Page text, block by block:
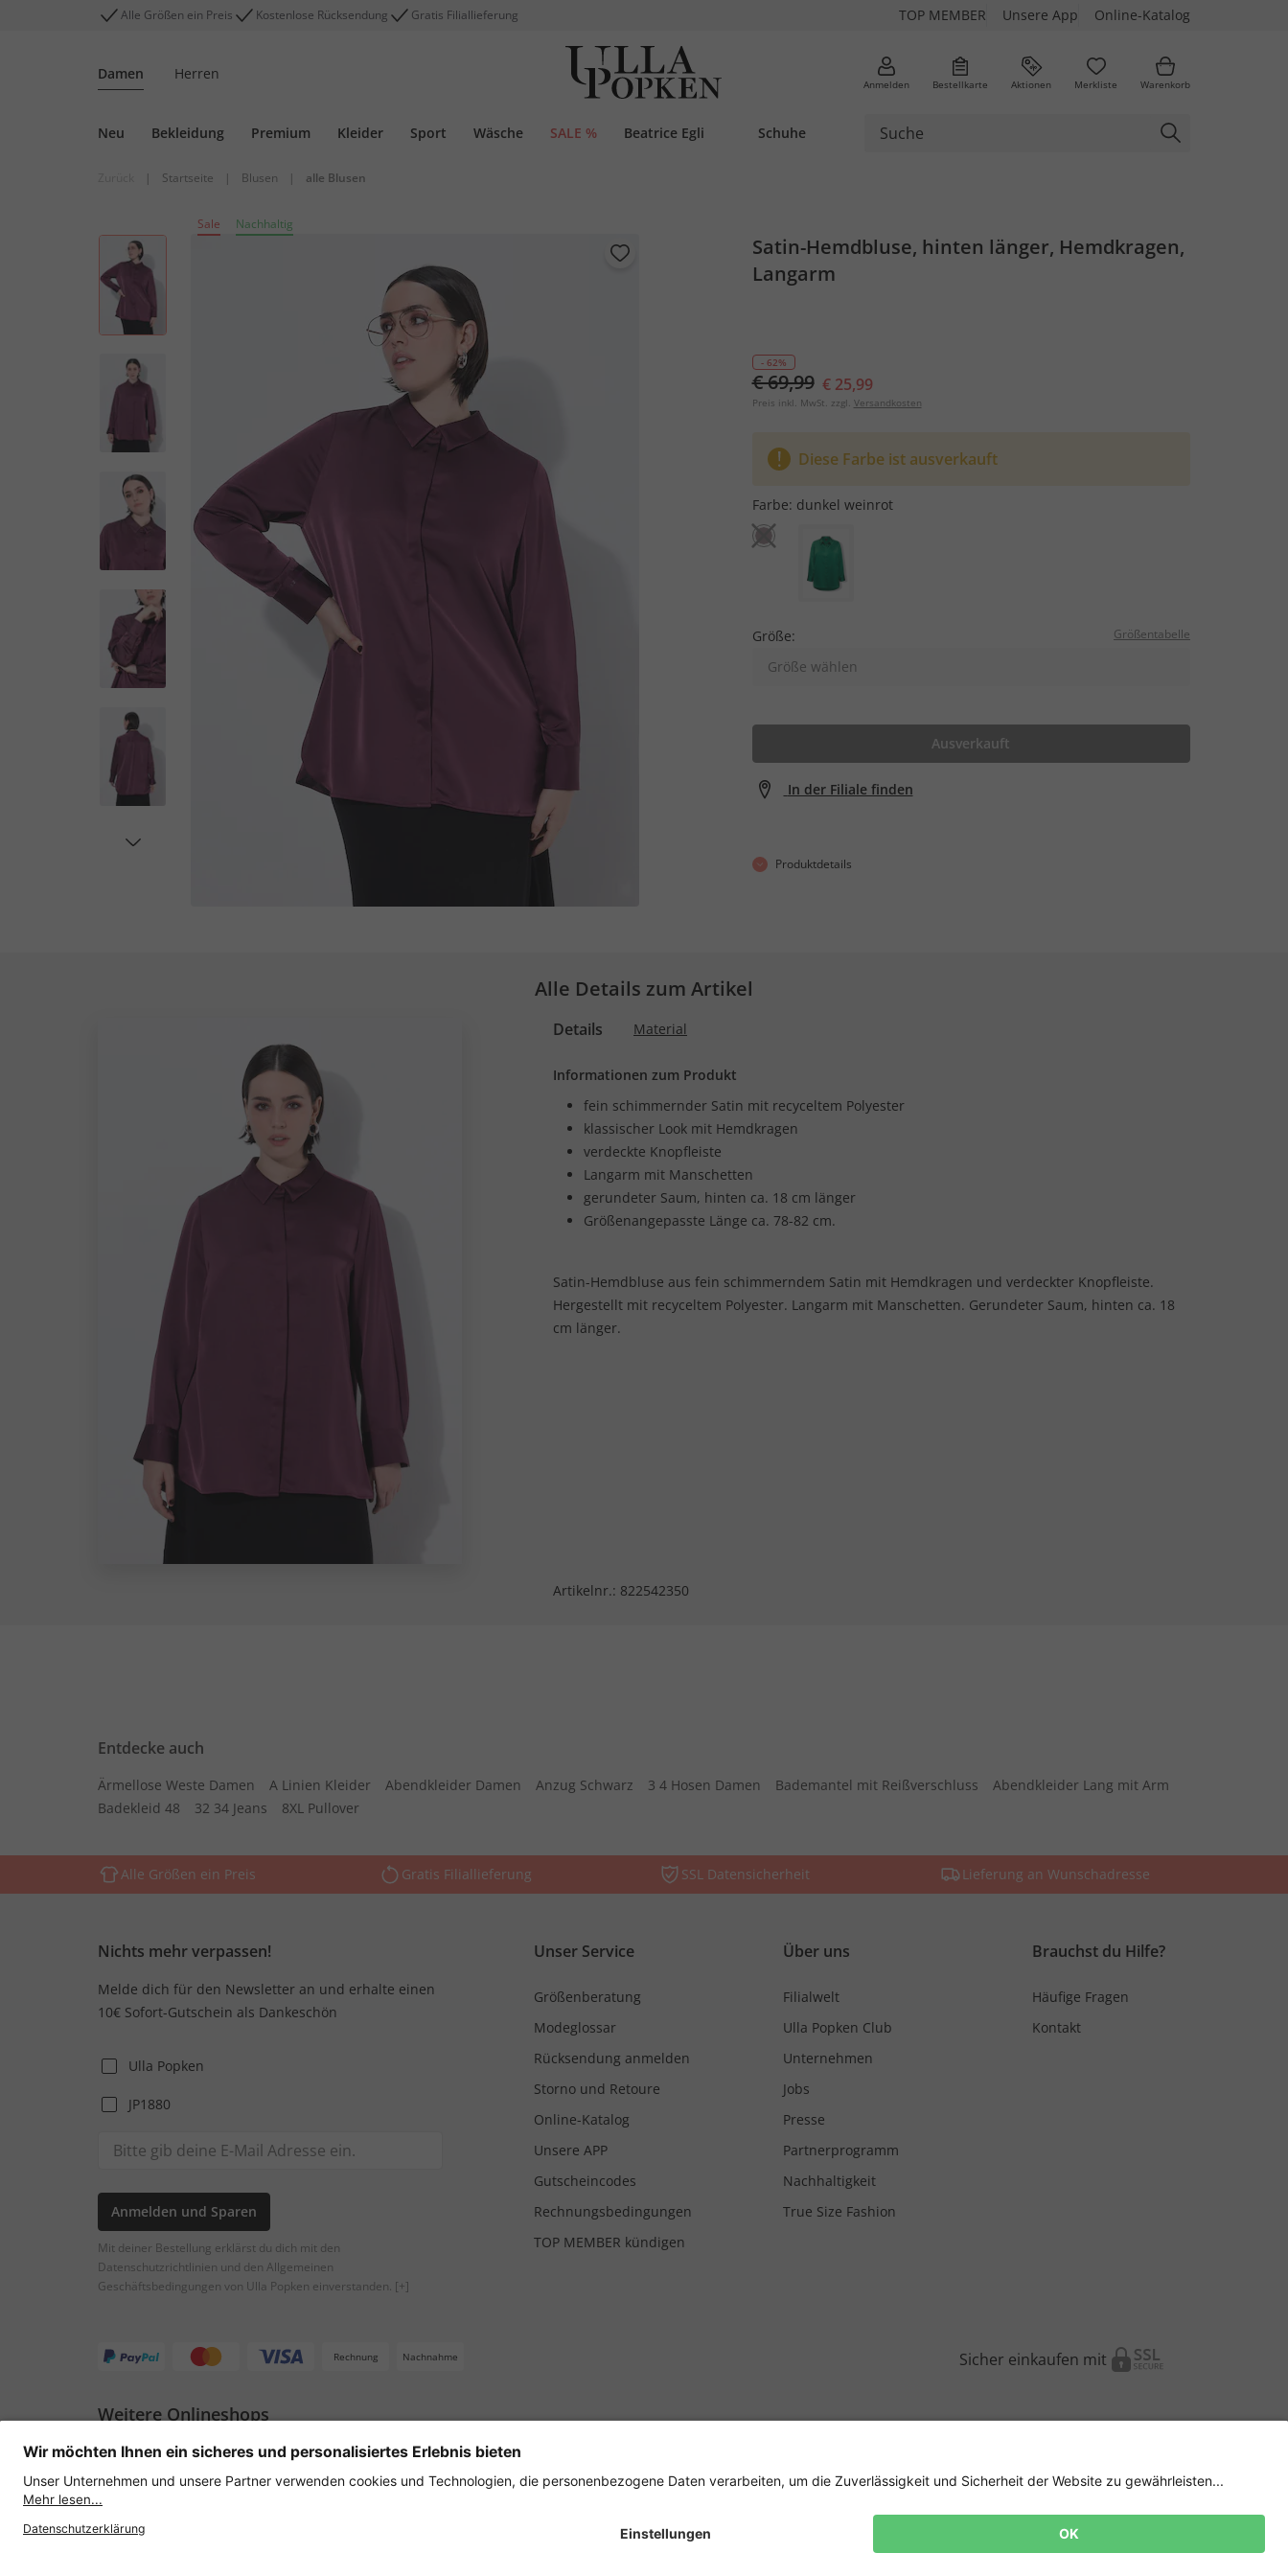
Alle Größen ein Preis Kostenlose Rücksendung Gratis Filiallieferung TOP MEMBER Unsere App Online-Katalog
Damen Herren
Anmelden Bestellkarte Aktionen Merkliste Warenkorb
Neu Bekleidung Premium Kleider Sport Wäsche SALE % Beatrice Egli Schuhe
| Startseite | Blusen | alle Blusen
Sale Nachhaltig
Satin-Hemdbluse, hinten länger, Hemdkragen,
Langarm
- 62%
€ 69,99 € 25,99
Preis inkl. MwSt. zzgl. Versandkosten
Diese Farbe ist ausverkauft
Farbe: dunkel weinrot
Größe: Größentabelle
Größe wählen
Ausverkauft
In der Filiale finden
Produktdetails
Alle Details zum Artikel
Details Material
Informationen zum Produkt
fein schimmernder Satin mit recyceltem Polyester
klassischer Look mit Hemdkragen
verdeckte Knopfleiste
Langarm mit Manschetten
gerundeter Saum, hinten ca. 18 cm länger
Größenangepasste Länge ca. 78-82 cm.
Satin-Hemdbluse aus fein schimmerndem Satin mit Hemdkragen und verdeckter Knopfleiste.
Hergestellt mit recyceltem Polyester. Langarm mit Manschetten. Gerundeter Saum, hinten ca. 18
cm länger.
Artikelnr.: 822542350
Entdecke auch
Ärmellose Weste Damen A Linien Kleider Abendkleider Damen Anzug Schwarz 3 4 Hosen Damen Bademantel mit Reißverschluss
Abendkleider Lang mit Arm
Badekleid 48
32 34 Jeans 8XL Pullover
Alle Größen ein Preis Gratis Filiallieferung SSL Datensicherheit Lieferung an Wunschadresse
Nichts mehr verpassen!
Melde dich für den Newsletter an und erhalte einen
10€ Sofort-Gutschein als Dankeschön
Ulla Popken
JP1880
Anmelden und Sparen
Mit deiner Bestellung erklärst du dich mit den
Datenschutzrichtlinien und den Allgemeinen
Geschäftsbedingungen von Ulla Popken einverstanden. [+]
Unser Service
Größenberatung
Modeglossar
Rücksendung anmelden
Storno und Retoure
Online-Katalog
Unsere APP
Gutscheincodes
Rechnungsbedingungen
TOP MEMBER kündigen
Über uns
Filialwelt
Ulla Popken Club
Unternehmen
Jobs
Presse
Partnerprogramm
Nachhaltigkeit
True Size Fashion
Brauchst du Hilfe?
Häufige Fragen
Kontakt
Rechnung Nachnahme Sicher einkaufen mit
Weitere Onlineshops
Österreich